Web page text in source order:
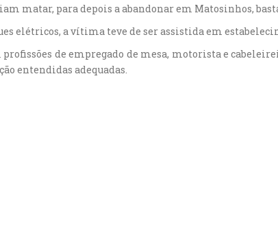
matar, para depois a abandonar em Matosinhos,
elétricos, a vítima teve de ser assistida em
de empregado de mesa, motorista e
entendidas adequadas.